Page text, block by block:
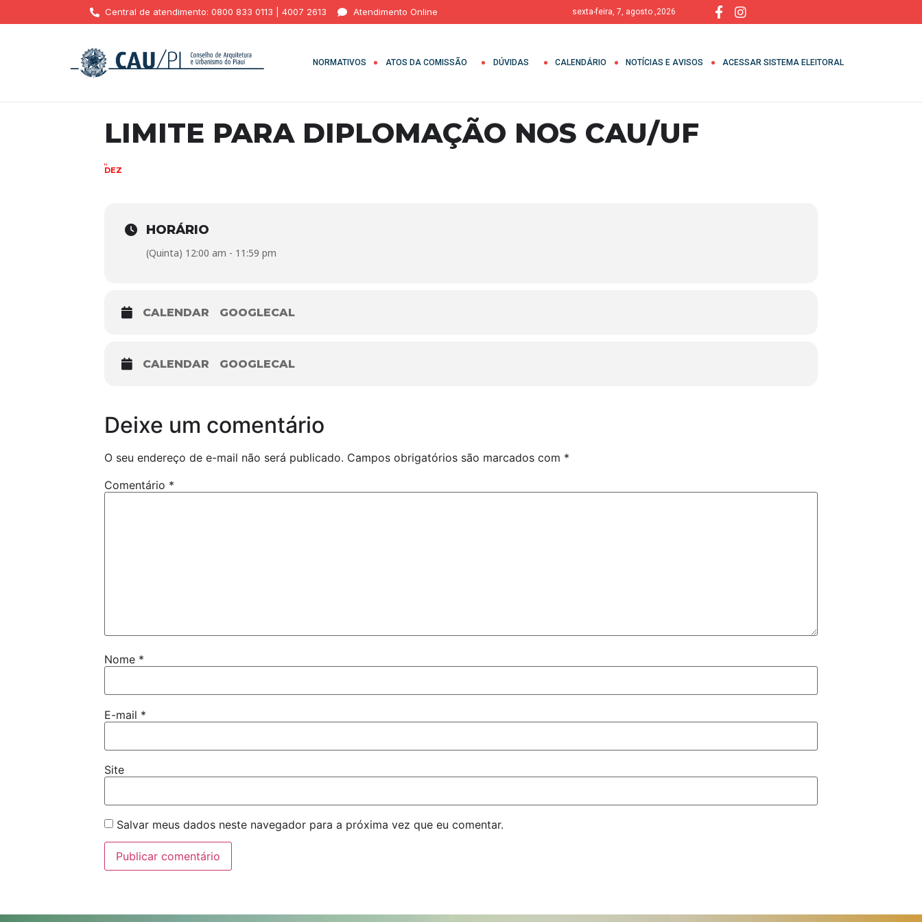
Central de atendimento: 0800 833 0113 | 4007 2613 Atendimento Online sexta-feira, 7, agosto ,2026
NORMATIVOS ATOS DA COMISSÃO DÚVIDAS CALENDÁRIO NOTÍCIAS E AVISOS ACESSAR SISTEMA ELEITORAL
LIMITE PARA DIPLOMAÇÃO NOS CAU/UF
14
DEZ
HORÁRIO
(Quinta) 12:00 am - 11:59 pm
CALENDAR GOOGLECAL
CALENDAR GOOGLECAL
Deixe um comentário
O seu endereço de e-mail não será publicado. Campos obrigatórios são marcados com *
Comentário *
Nome *
E-mail *
Site
Salvar meus dados neste navegador para a próxima vez que eu comentar.